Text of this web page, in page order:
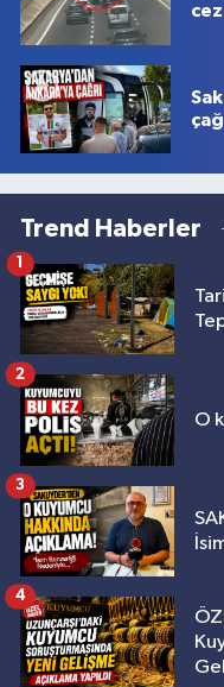
Trend Haberler
1
O
2
3
4